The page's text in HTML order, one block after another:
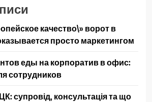
качество\» ворот в
просто маркетингом
еды на корпоратив в офис:
сотрудников
супровід, консультація та що